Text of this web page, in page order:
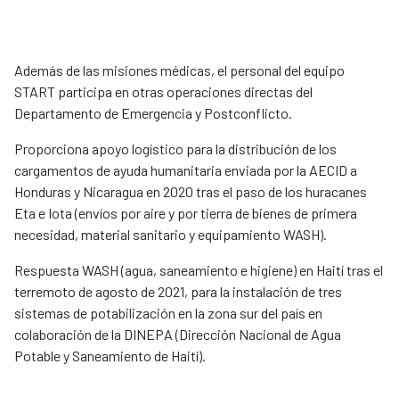
Además de las misiones médicas, el personal del equipo
START participa en otras operaciones directas del
Departamento de Emergencia y Postconflicto.
Proporciona apoyo logístico para la distribución de los
cargamentos de ayuda humanitaria enviada por la AECID a
Honduras y Nicaragua en 2020 tras el paso de los huracanes
Eta e Iota (envíos por aire y por tierra de bienes de primera
necesidad, material sanitario y equipamiento WASH).
Respuesta WASH (agua, saneamiento e higiene) en Haití tras el
terremoto de agosto de 2021, para la instalación de tres
sistemas de potabilización en la zona sur del país en
colaboración de la DINEPA (Dirección Nacional de Agua
Potable y Saneamiento de Haití).